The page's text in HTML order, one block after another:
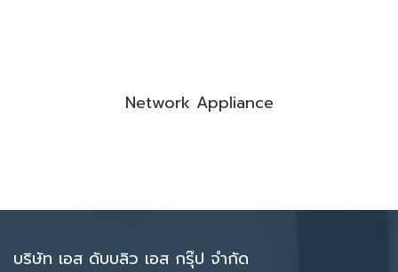
Network Appliance
บริษัท เอส ดับบลิว เอส กรุ๊ป จำกัด